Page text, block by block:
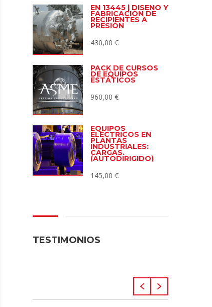
EN 13445 | DISEÑO Y
FABRICACIÓN DE
RECIPIENTES A
PRESIÓN
430,00 €
PACK DE CURSOS
DE EQUIPOS
ESTÁTICOS
960,00 €
EQUIPOS
ELÉCTRICOS EN
PLANTAS
INDUSTRIALES:
CARGAS.
(AUTODIRIGIDO)
145,00 €
TESTIMONIOS